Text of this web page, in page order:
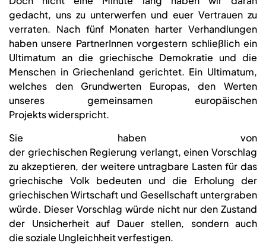
gedacht, uns zu unterwerfen und euer Vertrauen zu
verraten. Nach fünf Monaten harter Verhandlungen
haben unsere PartnerInnen vorgestern schließlich ein
Ultimatum an die griechische Demokratie und die
Menschen in Griechenland gerichtet. Ein Ultimatum,
welches den Grundwerten Europas, den Werten
unseres gemeinsamen europäischen
Projekts widerspricht.
Sie haben von
der griechischen Regierung verlangt, einen Vorschlag
zu akzeptieren, der weitere untragbare Lasten für das
griechische Volk bedeuten und die Erholung der
griechischen Wirtschaft und Gesellschaft untergraben
würde. Dieser Vorschlag würde nicht nur den Zustand
der Unsicherheit auf Dauer stellen, sondern auch
die soziale Ungleichheit verfestigen.